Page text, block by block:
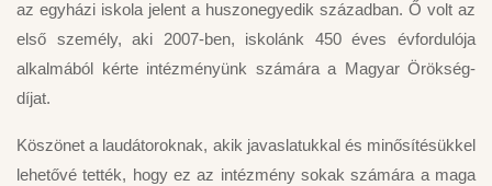
az egyházi iskola jelent a huszonegyedik században. Ő volt az
első személy, aki 2007-ben, iskolánk 450 éves évfordulója
alkalmából kérte intézményünk számára a Magyar Örökség-
díjat.
Köszönet a laudátoroknak, akik javaslatukkal és minősítésükkel
lehetővé tették, hogy ez az intézmény sokak számára a maga